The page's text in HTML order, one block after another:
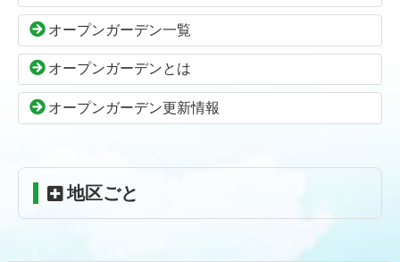
本
文
先
へ
る
頭
へ
る
オープンガーデン一覧
オープンガーデンとは
オープンガーデン更新情報
地区ごと